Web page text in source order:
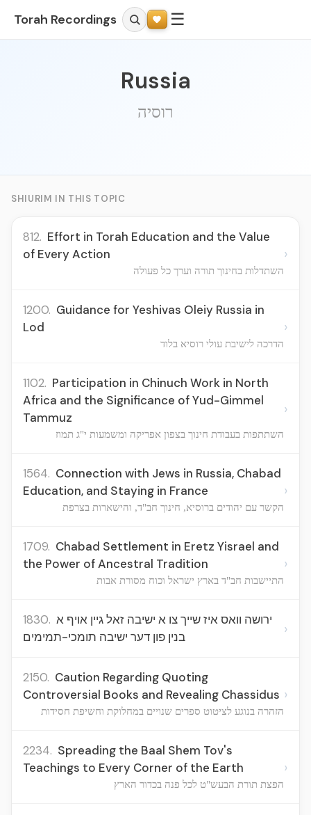
Torah Recordings ☰
Russia
רוסיה
SHIURIM IN THIS TOPIC
812. Effort in Torah Education and the Value
of Every Action
השתדלות בחינוך תורה וערך כל פעולה
›
1200. Guidance for Yeshivas Oleiy Russia in
Lod
הדרכה לישיבת עולי רוסיא בלוד
›
1102. Participation in Chinuch Work in North
Africa and the Significance of Yud-Gimmel
Tammuz
השתתפות בעבודת חינוך בצפון אפריקה ומשמעות י"ג תמוז
›
1564. Connection with Jews in Russia, Chabad
Education, and Staying in France
הקשר עם יהודים ברוסיא, חינוך חב"ד, והישארות בצרפת
›
1709. Chabad Settlement in Eretz Yisrael and
the Power of Ancestral Tradition
התיישבות חב"ד בארץ ישראל וכוח מסורת אבות
›
1830.
בנין פון דער ישיבה תומכי-תמימים
›
2150. Caution Regarding Quoting
Controversial Books and Revealing Chassidus
הזהרה בנוגע לציטוט ספרים שנויים במחלוקת וחשיפת חסידות
›
2234. Spreading the Baal Shem Tov's
Teachings to Every Corner of the Earth
הפצת תורת הבעש"ט לכל פנה בכדור הארץ
›